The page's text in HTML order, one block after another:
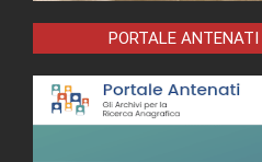
PORTALE